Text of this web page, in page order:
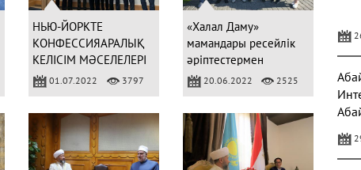
НЬЮ-ЙОРКТЕ
КОНФЕССИЯАРАЛЫҚ
КЕЛІСІМ МӘСЕЛЕЛЕРІ
ТАЛҚЫЛАНДЫ
01.07.2022 3797
«Халал Даму»
мамандары ресейлік
әріптестермен
тәжірибе алмасты
20.06.2022 2525